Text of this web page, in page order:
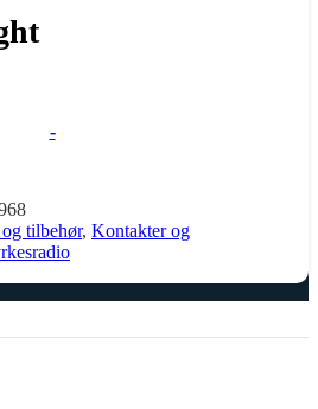
-
tilbehør, Kontakter og